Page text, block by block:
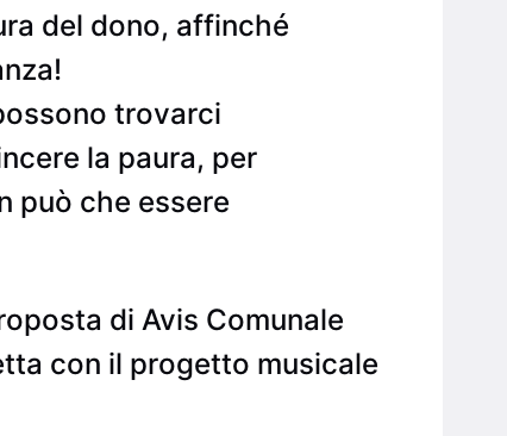
del dono, affinché
trovarci
la paura, per
può che essere
di Avis Comunale
con il progetto musicale